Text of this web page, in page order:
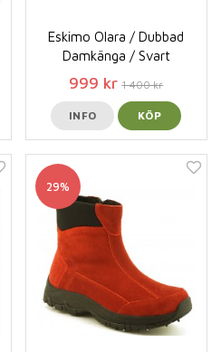
Eskimo Olara / Dubbad
Damkänga / Svart
999 kr 1 400 kr
INFO KÖP
29%